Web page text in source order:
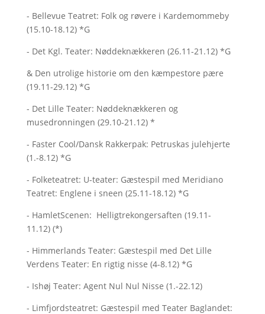
- Bellevue Teatret: Folk og røvere i Kardemommeby
(15.10-18.12) *G
- Det Kgl. Teater: Nøddeknækkeren (26.11-21.12) *G
& Den utrolige historie om den kæmpestore pære
(19.11-29.12) *G
- Det Lille Teater: Nøddeknækkeren og
musedronningen (29.10-21.12) *
- Faster Cool/Dansk Rakkerpak: Petruskas julehjerte
(1.-8.12) *G
- Folketeatret: U-teater: Gæstespil med Meridiano
Teatret: Englene i sneen (25.11-18.12) *G
- HamletScenen: Helligtrekongersaften (19.11-
11.12) (*)
- Himmerlands Teater: Gæstespil med Det Lille
Verdens Teater: En rigtig nisse (4-8.12) *G
- Ishøj Teater: Agent Nul Nul Nisse (1.-22.12)
- Limfjordsteatret: Gæstespil med Teater Baglandet: